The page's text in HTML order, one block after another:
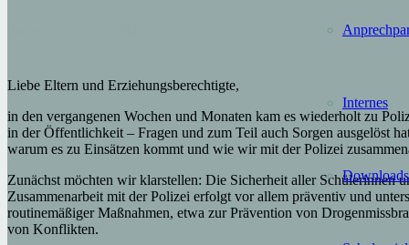
Internes
Downloads
Liebe Eltern und Erziehungsberechtigte,
in den vergangenen Wochen und Monaten kam es wiederholt zu
in der Öffentlichkeit – Fragen und zum Teil auch Sorgen ausgelöst
warum es zu Einsätzen kommt und wie wir mit der Polizei
Zunächst möchten wir klarstellen: Die Sicherheit aller Schülerinnen
Zusammenarbeit mit der Polizei erfolgt vor allem präventiv und
routinemäßiger Maßnahmen, etwa zur Prävention von
von Konflikten.
Werner-von-
Siemens-Schule
Unsere Schule ist in
Trägerschaft des